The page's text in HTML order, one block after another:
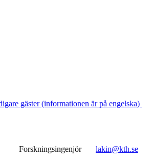
gäster (informationen är på engelska)
Forskningsingenjör lakin@kth.se